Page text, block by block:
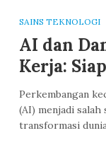
SAINS TEKNOLOGI
AI dan
Kerja:
Perkembangan
(AI) menjadi
transformasi